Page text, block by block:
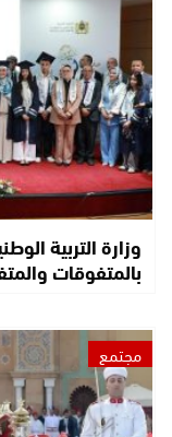
وزارة التربية
بالمتفوقات
مجتمع